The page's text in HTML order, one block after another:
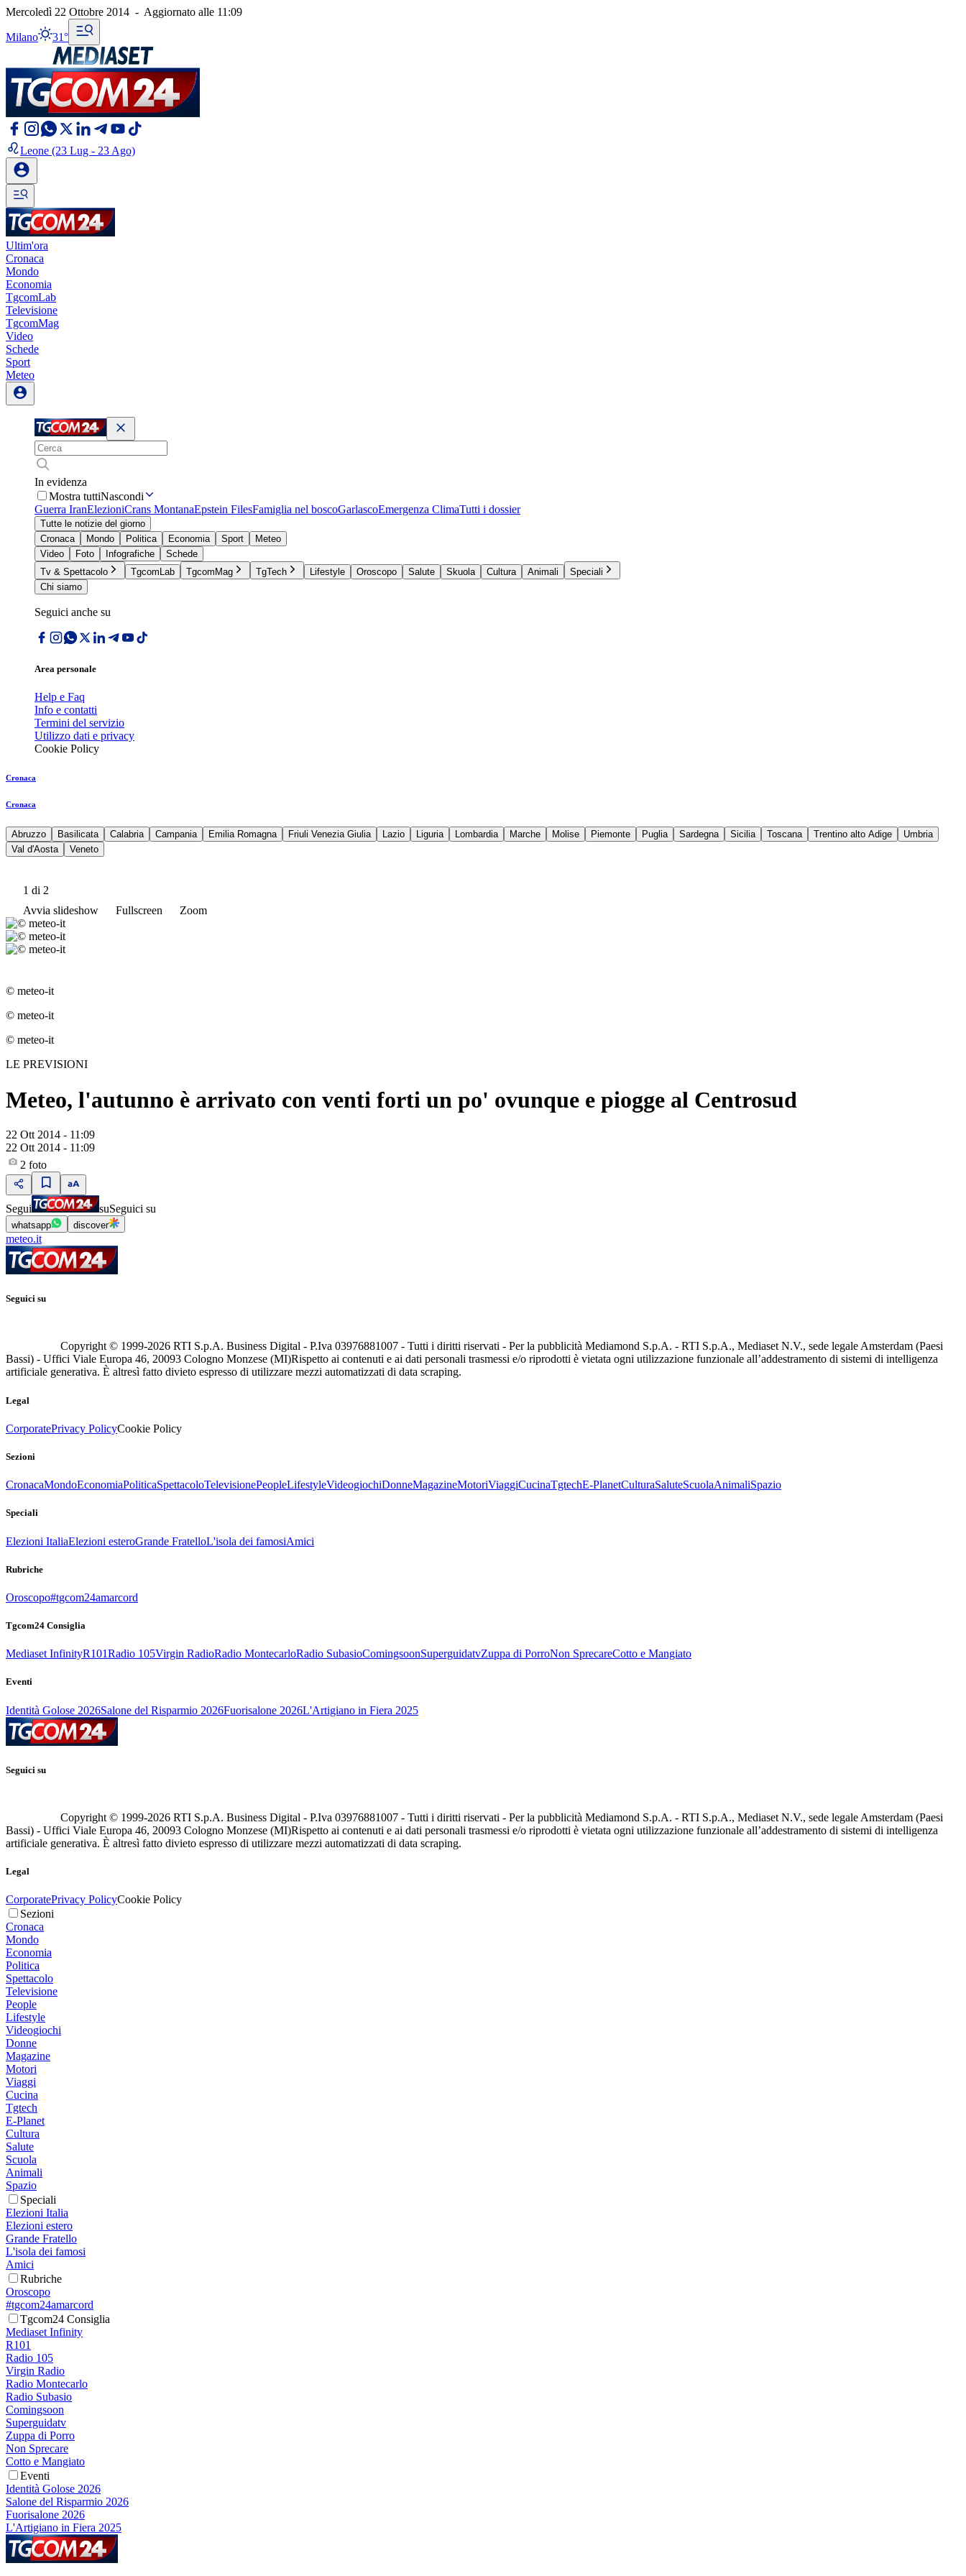
Mercoledì 22 Ottobre 2014 - Aggiornato alle 11:09
Milano 31°
Leone (23 Lug - 23 Ago)
Ultim'ora
Cronaca
Mondo
Economia
TgcomLab
Televisione
TgcomMag
Video
Schede
Sport
Meteo
In evidenza
Mostra tuttiNascondi
Guerra IranElezioniCrans MontanaEpstein FilesFamiglia nel boscoGarlascoEmergenza ClimaTutti i dossier
Tutte le notizie del giorno
Cronaca
Mondo Politica Economia Sport
Meteo
Video
Foto Infografiche
Schede
Tv & Spettacolo
TgcomLab TgcomMag TgTech Lifestyle Oroscopo Salute Skuola Cultura Animali
Speciali
Chi siamo
Seguici anche su
Area personale
Help e Faq
Info e contatti
Termini del servizio
Utilizzo dati e privacy
Cookie Policy
Cronaca
Cronaca
Abruzzo Basilicata Calabria Campania Emilia Romagna Friuli Venezia Giulia Lazio Liguria Lombardia Marche Molise Piemonte Puglia Sardegna Sicilia Toscana Trentino alto Adige
Umbria
Val d'Aosta
Veneto
1 di 2
Avvia slideshow
Fullscreen Zoom
© meteo-it
© meteo-it
© meteo-it
LE PREVISIONI
Meteo, l'autunno è arrivato con venti forti un po' ovunque e piogge al Centrosud
22 Ott 2014 - 11:09
22 Ott 2014 - 11:09
2 foto
Segui suSeguici su
whatsapp discover
meteo.it
Seguici su
Copyright © 1999-2026 RTI S.p.A. Business Digital - P.Iva 03976881007 - Tutti i diritti riservati - Per la pubblicità Mediamond S.p.A. - RTI S.p.A., Mediaset N.V., sede legale Amsterdam (Paesi
Bassi) - Uffici Viale Europa 46, 20093 Cologno Monzese (MI)Rispetto ai contenuti e ai dati personali trasmessi e/o riprodotti è vietata ogni utilizzazione funzionale all’addestramento di sistemi di intelligenza
artificiale generativa. È altresì fatto divieto espresso di utilizzare mezzi automatizzati di data scraping.
Legal
CorporatePrivacy PolicyCookie Policy
Sezioni
CronacaMondoEconomiaPoliticaSpettacoloTelevisionePeopleLifestyleVideogiochiDonneMagazineMotoriViaggiCucinaTgtechE-PlanetCulturaSaluteScuolaAnimaliSpazio
Speciali
Elezioni ItaliaElezioni esteroGrande FratelloL'isola dei famosiAmici
Rubriche
Oroscopo#tgcom24amarcord
Tgcom24 Consiglia
Mediaset InfinityR101Radio 105Virgin RadioRadio MontecarloRadio SubasioComingsoonSuperguidatvZuppa di PorroNon SprecareCotto e Mangiato
Eventi
Identità Golose 2026Salone del Risparmio 2026Fuorisalone 2026L'Artigiano in Fiera 2025
Seguici su
Copyright © 1999-2026 RTI S.p.A. Business Digital - P.Iva 03976881007 - Tutti i diritti riservati - Per la pubblicità Mediamond S.p.A. - RTI S.p.A., Mediaset N.V., sede legale Amsterdam (Paesi
Bassi) - Uffici Viale Europa 46, 20093 Cologno Monzese (MI)Rispetto ai contenuti e ai dati personali trasmessi e/o riprodotti è vietata ogni utilizzazione funzionale all’addestramento di sistemi di intelligenza
artificiale generativa. È altresì fatto divieto espresso di utilizzare mezzi automatizzati di data scraping.
Legal
CorporatePrivacy PolicyCookie Policy
Sezioni
Cronaca
Mondo
Economia
Politica
Spettacolo
Televisione
People
Lifestyle
Videogiochi
Donne
Magazine
Motori
Viaggi
Cucina
Tgtech
E-Planet
Cultura
Salute
Scuola
Animali
Spazio
Speciali
Elezioni Italia
Elezioni estero
Grande Fratello
L'isola dei famosi
Amici
Rubriche
Oroscopo
#tgcom24amarcord
Tgcom24 Consiglia
Mediaset Infinity
R101
Radio 105
Virgin Radio
Radio Montecarlo
Radio Subasio
Comingsoon
Superguidatv
Zuppa di Porro
Non Sprecare
Cotto e Mangiato
Eventi
Identità Golose 2026
Salone del Risparmio 2026
Fuorisalone 2026
L'Artigiano in Fiera 2025